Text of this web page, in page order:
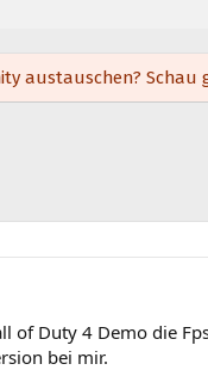
austauschen? Schau
of Duty 4 Demo die
bei mir.